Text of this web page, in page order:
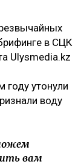
в СЦК
Ulysmedia.kz
году утонули
воду
вам